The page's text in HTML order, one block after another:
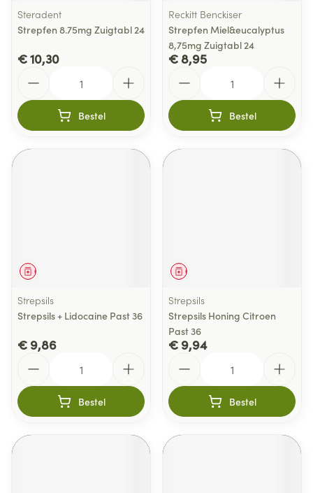
Steradent
Strepfen 8.75mg Zuigtabl 24
€ 10,30
Bestel
Reckitt Benckiser
Strepfen Miel&eucalyptus
8,75mg Zuigtabl 24
€ 8,95
Bestel
Geneesmiddel
Strepsils
Strepsils + Lidocaine Past 36
€ 9,86
Bestel
Geneesmiddel
Strepsils
Strepsils Honing Citroen
Past 36
€ 9,94
Bestel